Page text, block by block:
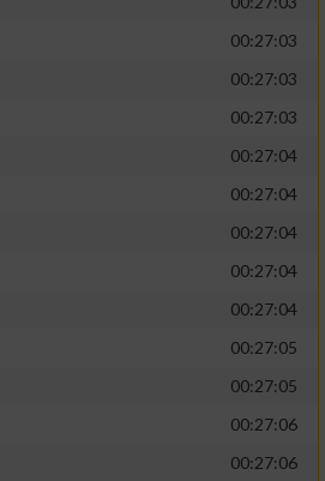
00:27:03
00:27:03
00:27:03
00:27:04
00:27:04
00:27:04
00:27:04
00:27:04
00:27:05
00:27:05
00:27:06
00:27:06